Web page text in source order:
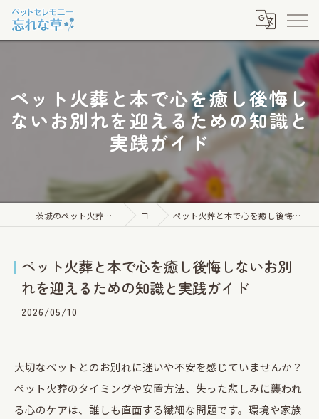
ペット火葬と本で心を癒し後悔し
ないお別れを迎えるための知識と
実践ガイド
茨城のペット火葬ならペットセレモニー忘れな草 コラム ペット火葬と本で心を癒し後悔しないお別れを迎えるための知識と実践ガイド
ペット火葬と本で心を癒し後悔しないお別
れを迎えるための知識と実践ガイド
2026/05/10
大切なペットとのお別れに迷いや不安を感じていませんか？
ペット火葬のタイミングや安置方法、失った悲しみに襲われ
る心のケアは、誰しも直面する繊細な問題です。環境や家族